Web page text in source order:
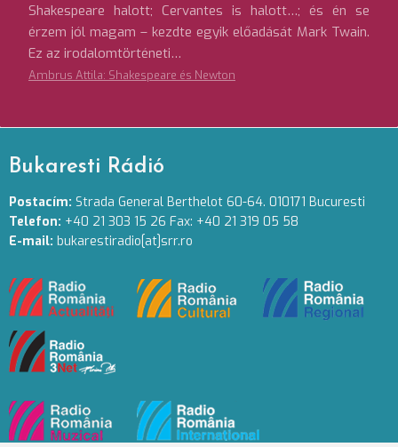
Shakespeare halott; Cervantes is halott…; és én se
érzem jól magam – kezdte egyik előadását Mark Twain.
Ez az irodalomtörténeti…
Ambrus Attila: Shakespeare és Newton
Bukaresti Rádió
Postacím: Strada General Berthelot 60-64. 010171 Bucuresti
Telefon: +40 21 303 15 26 Fax: +40 21 319 05 58
E-mail: bukarestiradio[at]srr.ro